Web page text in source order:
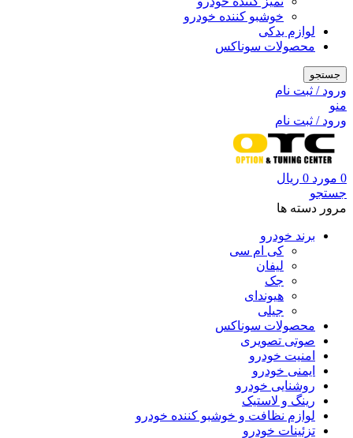
خوشبو کننده خودرو
لوازم یدکی
محصولات سوناکس
جستجو
ورود / ثبت نام
منو
ورود / ثبت نام
0 مورد 0 ریال
جستجو
مرور دسته ها
برند خودرو
کی ام سی
لیفان
جک
هیوندای
جیلی
محصولات سوناکس
صوتی تصویری
امنیت خودرو
ایمنی خودرو
روشنایی خودرو
رینگ و لاستیک
لوازم نظافت و خوشبو کننده خودرو
تزئینات خودرو